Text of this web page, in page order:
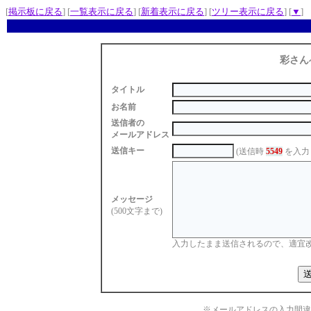
[掲示板に戻る] [一覧表示に戻る] [新着表示に戻る] [ツリー表示に戻る] [▼ ]
彩さん
タイトル
お名前
送信者の
メールアドレス
送信キー
(送信時 5549を入力
メッセージ
(500文字まで)
入力したまま送信されるので、適宜